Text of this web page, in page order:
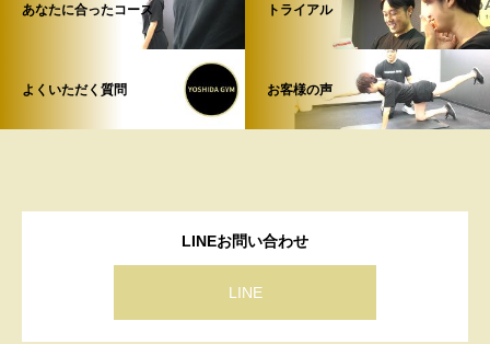
あなたに合ったコース トライアル
よくいただく質問 お客様の声
LINEお問い合わせ
LINE